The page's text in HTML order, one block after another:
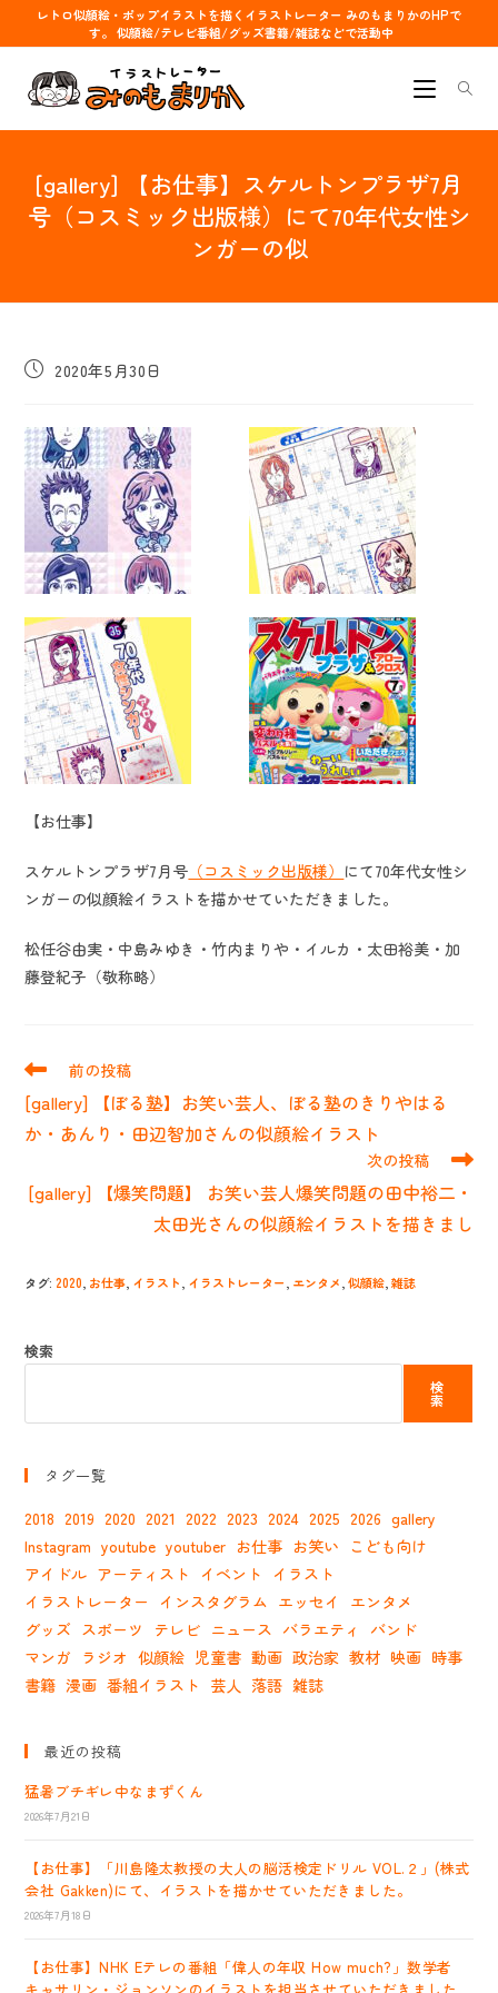
レトロ似顔絵・ポップイラストを描くイラストレーター みのもまりかのHPで
す。 似顔絵/テレビ番組/グッズ書籍/雑誌などで活動中
[gallery] 【お仕事】スケルトンプラザ7月
号（コスミック出版様）にて70年代女性シ
ンガーの似
投
開
日:
2020年5月30日
【お仕事】
スケルトンプラザ7月号 （コスミック出版様） にて70年代女性シ
ンガーの似顔絵イラストを描かせていただきました。
松任谷由実・中島みゆき・竹内まりや・イルカ・太田裕美・加
藤登紀子（敬称略）
そ
他
の
を
前の投稿
[gallery] 【ぼる塾】お笑い芸人、ぼる塾のきりやはる
か・あんり・田辺智加さんの似顔絵イラスト
次の投稿
[gallery] 【爆笑問題】 お笑い芸人爆笑問題の田中裕二・
太田光さんの似顔絵イラストを描きまし
タグ:2020, お仕事, イラスト, イラストレーター, エンタメ, 似顔絵, 雑誌
検索
検
索
タグ一覧
2018 2019 2020 2021 2022 2023 2024 2025 2026 gallery
Instagram youtube youtuber お仕事 お笑い こども向け
アイドル アーティスト イベント
イラスト
イラストレーター
インスタグラム エッセイ
エンタメ
グッズ スポーツ テレビ ニュース バラエティ
バンド
マンガ ラジオ 似顔絵 児童書 動画 政治家 教材 映画 時事
書籍 漫画 番組イラスト 芸人 落語 雑誌
最近の投稿
猛暑ブチギレ中なまずくん
2026年7月21日
【お仕事】「川島隆太教授の大人の脳活検定ドリル VOL.２」(株式
会社 Gakken)にて、イラストを描かせていただきました。
2026年7月18日
【お仕事】NHK Eテレの番組「偉人の年収 How much?」数学者